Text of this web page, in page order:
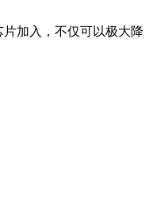
加入，不仅可以极大降